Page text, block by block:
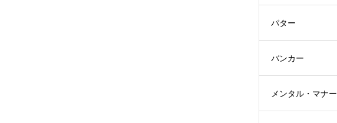
パター
バンカー
メンタル・マナー